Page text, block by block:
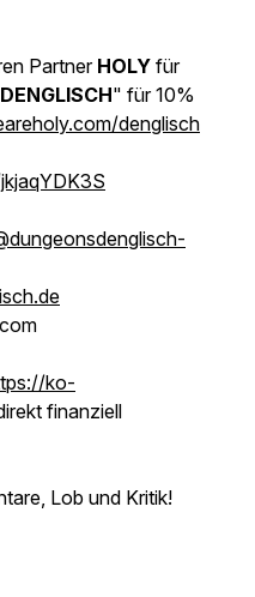
Partner HOLY für
DENGLISCH" für 10%
denglisch
ko-
finanziell
Lob und Kritik!